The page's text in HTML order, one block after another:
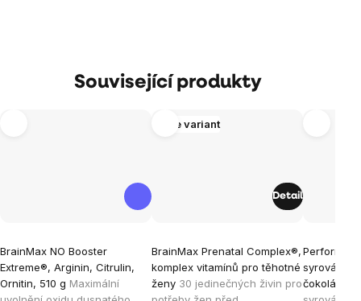
Související produkty
BrainMax NO Booster
Extreme®, Arginin, Citrulin,
Ornitin, 510 g Maximální
hodnocení
produktu
je
Více variant
BrainMax Prenatal Complex®,
komplex vitamínů pro těhotné
ženy 30 jedinečných živin pro
hodnocení
produktu
je
Detail
čokoláda,
produktu
je